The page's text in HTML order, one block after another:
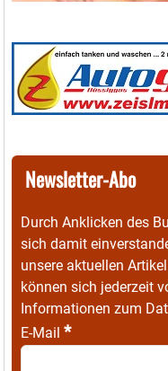
Newsletter-Abo
Durch Anklicken des
sich damit
unsere aktuellen
können sich jederzeit
Informationen zum
E-Mail *